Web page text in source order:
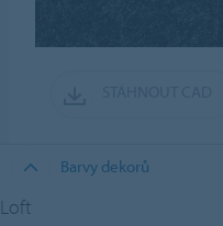
Barvy dekorů
Loft